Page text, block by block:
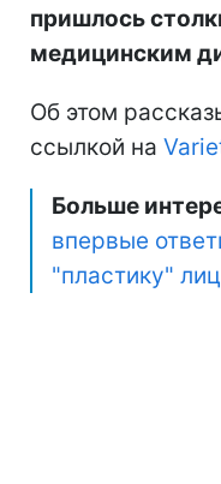
пришлось
медицинским
Об этом
ссылкой на
Больше
впервые
"пластику"